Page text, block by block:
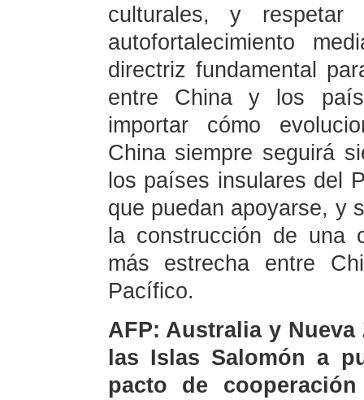
culturales, y respetar
autofortalecimiento
directriz fundamental
entre China y los
importar cómo
China siempre seguirá
los países insulares del
que puedan apoyarse, y
la construcción de una
más estrecha entre
Pacífico.
AFP: Australia y
las Islas Salomón a
pacto de